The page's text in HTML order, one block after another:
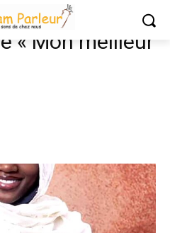
« Mon meilleur